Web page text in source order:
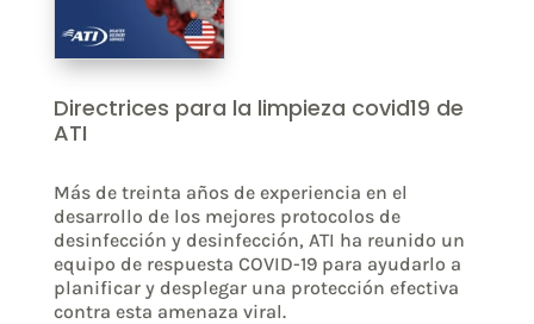
Directrices para la limpieza covid19 de
ATI
Más de treinta años de experiencia en el
desarrollo de los mejores protocolos de
desinfección y desinfección, ATI ha reunido un
equipo de respuesta COVID-19 para ayudarlo a
planificar y desplegar una protección efectiva
contra esta amenaza viral.